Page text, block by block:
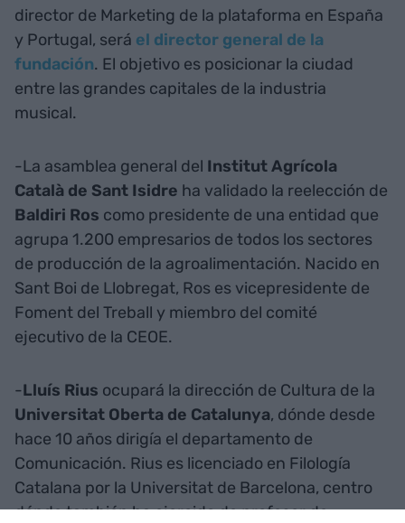
director de Marketing de la plataforma en España
y Portugal, será el director general de la
fundación. El objetivo es posicionar la ciudad
entre las grandes capitales de la industria
musical.
-La asamblea general del Institut Agrícola
Català de Sant Isidre ha validado la reelección de
Baldiri Ros como presidente de una entidad que
agrupa 1.200 empresarios de todos los sectores
de producción de la agroalimentación. Nacido en
Sant Boi de Llobregat, Ros es vicepresidente de
Foment del Treball y miembro del comité
ejecutivo de la CEOE.
-Lluís Rius ocupará la dirección de Cultura de la
Universitat Oberta de Catalunya, dónde desde
hace 10 años dirigía el departamento de
Comunicación. Rius es licenciado en Filología
Catalana por la Universitat de Barcelona, centro
dónde también ha ejercido de profesor de